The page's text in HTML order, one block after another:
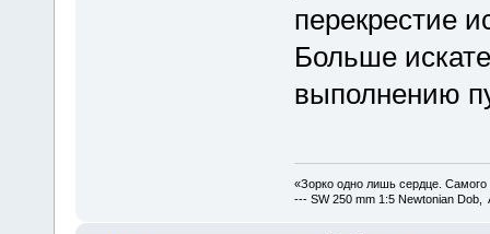
перекрестие
Больше
выполнению
«Зорко одно лишь сердце.
--- SW 250 mm 1:5 Newtonian